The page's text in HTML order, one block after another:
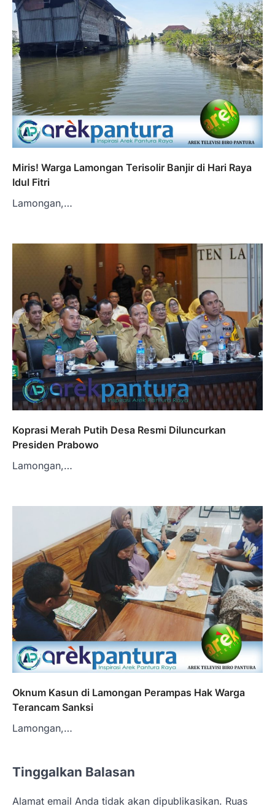
Miris! Warga Lamongan Terisolir Banjir di Hari Raya
Idul Fitri
Lamongan,…
Koprasi Merah Putih Desa Resmi Diluncurkan
Presiden Prabowo
Lamongan,…
Oknum Kasun di Lamongan Perampas Hak Warga
Terancam Sanksi
Lamongan,…
Tinggalkan Balasan
Alamat email Anda tidak akan dipublikasikan. Ruas